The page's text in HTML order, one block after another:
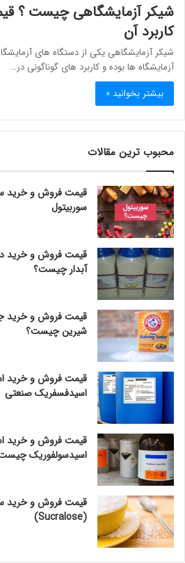
شیکر آزمایشگاهی چیست ؟
کاربرد آن
شیکر آزمایشگاهی یکی از دستگاه های
آزمایشگاه ها بوده و کاربرد های گوناگونی در…
بیشتر بخوانید »
محبوب ترین مقالات
سوربیتول
قیمت فروش و خرید
آبدار چیست؟
قیمت فروش و خرید
شیرین چیست؟
قیمت فروش و خرید
اسیدفسفریک صنعتی
قیمت فروش و خرید
اسیدسولفوریک
قیمت فروش و خرید
(Sucralose)